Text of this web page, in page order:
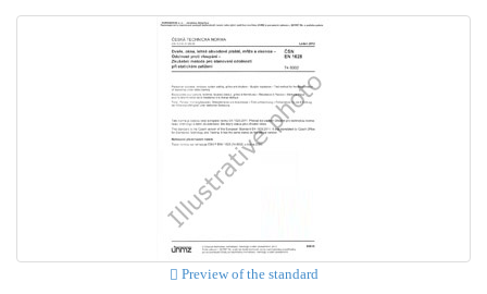
Preview of the standard